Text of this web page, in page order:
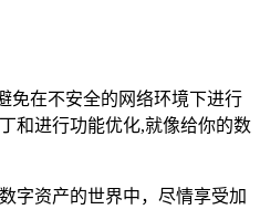
免在不安全的网络环境下进行
和进行功能优化,就像给你的数
字资产的世界中，尽情享受加